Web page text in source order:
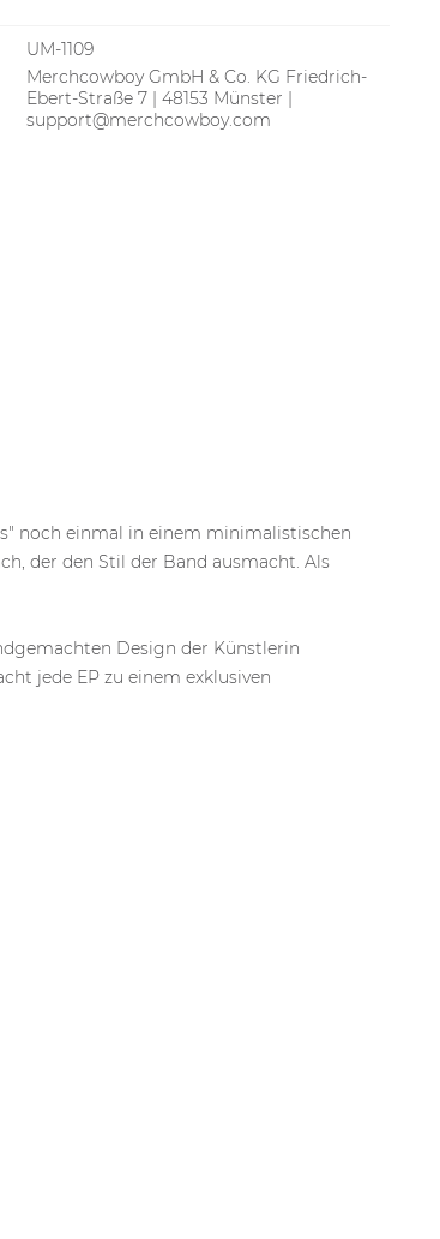
UM-1109
Merchcowboy GmbH & Co. KG Friedrich-
Ebert-Straße 7 | 48153 Münster |
support@merchcowboy.com
noch einmal in einem minimalistischen
der den Stil der Band ausmacht. Als
Design der Künstlerin
jede EP zu einem exklusiven